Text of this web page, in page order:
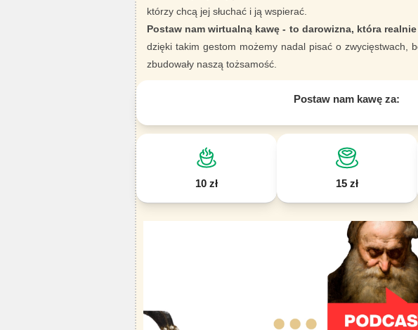
którzy chcą jej słuchać i ją wspierać.
Postaw nam wirtualną kawę - to darowizna, która
dzięki takim gestom możemy nadal pisać o zwycięstwach,
zbudowały naszą tożsamość.
Postaw nam kawę za:
10 zł 15 zł